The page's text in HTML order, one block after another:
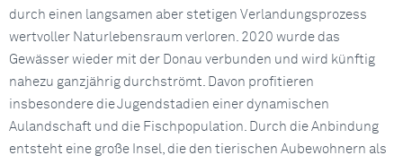
durch einen langsamen aber stetigen Verlandungsprozess
wertvoller Naturlebensraum verloren. 2020 wurde das
Gewässer wieder mit der Donau verbunden und wird künftig
nahezu ganzjährig durchströmt. Davon profitieren
insbesondere die Jugendstadien einer dynamischen
Aulandschaft und die Fischpopulation. Durch die Anbindung
entsteht eine große Insel, die den tierischen Aubewohnern als